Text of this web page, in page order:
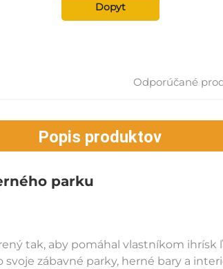
Dopyt
Odporúčané
Popis produktov
parku
tak, aby pomáhal vlastníkom ihrísk
zábavné parky, herné bary a